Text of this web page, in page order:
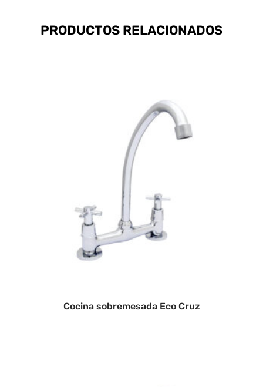
PRODUCTOS RELACIONADOS
Cocina sobremesada Eco Cruz